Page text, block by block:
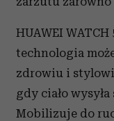
HUAWEI
technologia
zdrowiu i
gdy ciało wysyła
Mobilizuje do